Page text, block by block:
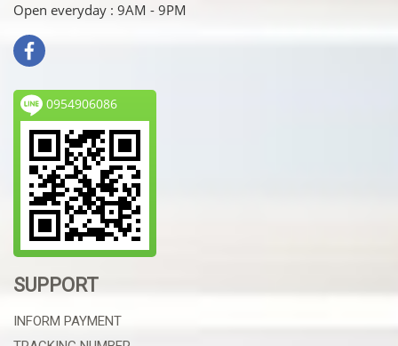
Open everyday : 9AM - 9PM
0954906086
SUPPORT
INFORM PAYMENT